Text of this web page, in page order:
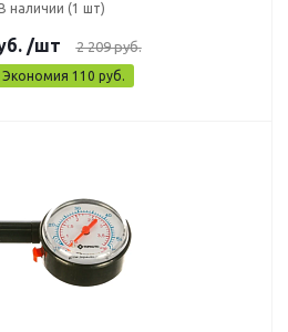
наличии (1 шт)
/шт 2 209руб.
Экономия 110 руб.